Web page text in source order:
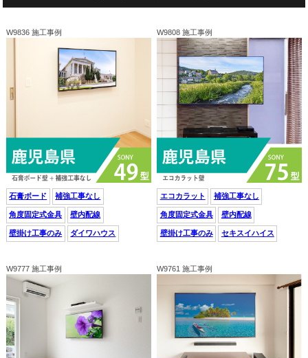
W9836 施工事例
石膏ボード 補強工事なし
角度固定式金具 壁内配線
壁掛け工事のみ ダイワハウス
W9808 施工事例
エコカラット 補強工事なし
角度固定式金具 壁内配線
壁掛け工事のみ セキスイハイス
W9777 施工事例 W9761 施工事例